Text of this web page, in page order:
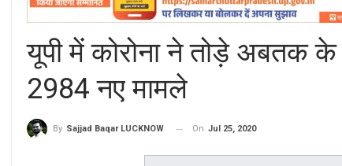
यूपी में कोरोना ने तोड़े अबतक
2984 नए मामले
By Sajjad Baqar LUCKNOW On Jul 25, 2020